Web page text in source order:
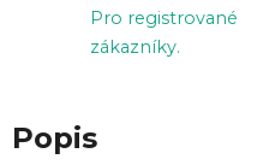
Pro registrované
zákazníky.
Popis